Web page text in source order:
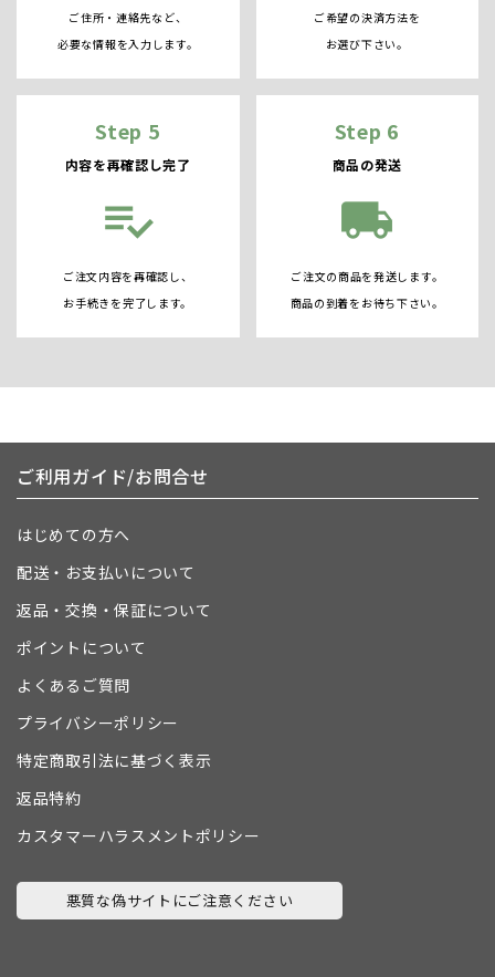
ご住所・連絡先など、
必要な情報を入力します。
ご希望の決済方法を
お選び下さい。
Step 5
内容を再確認し完了
playlist_add_check
ご注文内容を再確認し、
お手続きを完了します。
Step 6
商品の発送
local_shipping
ご注文の商品を発送します。
商品の到着をお待ち下さい。
ご利用ガイド/お問合せ
はじめての方へ
配送・お支払いについて
返品・交換・保証について
ポイントについて
よくあるご質問
プライバシーポリシー
特定商取引法に基づく表示
返品特約
カスタマーハラスメントポリシー
悪質な偽サイトにご注意ください